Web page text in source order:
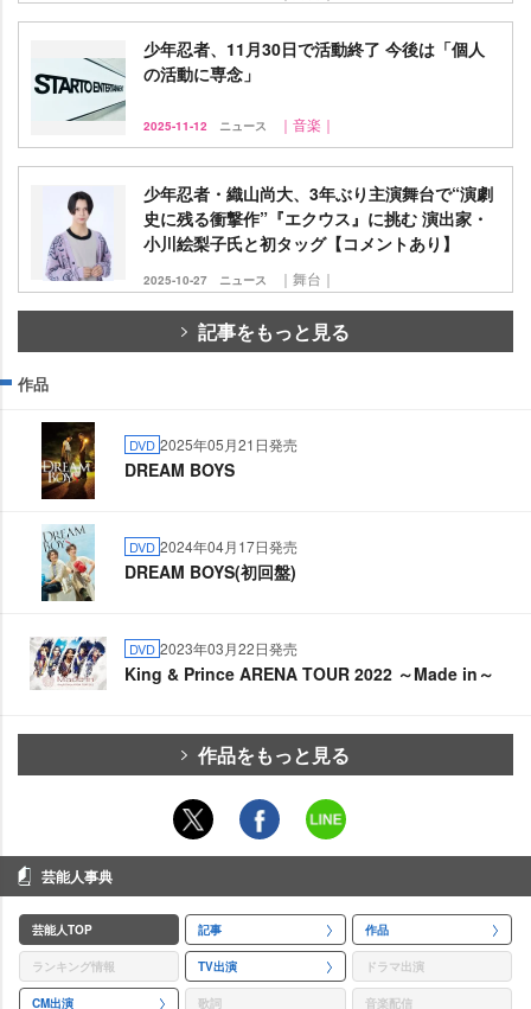
少年忍者、11月30日で活動終了 今後は「個人
の活動に専念」
2025-11-12 ニュース ｜音楽｜
少年忍者・織山尚大、3年ぶり主演舞台で“演劇
史に残る衝撃作”『エクウス』に挑む 演出家・
小川絵梨子氏と初タッグ【コメントあり】
2025-10-27 ニュース ｜舞台｜
記事をもっと見る
作品
DVD 2025年05月21日発売
DREAM BOYS
DVD 2024年04月17日発売
DREAM BOYS(初回盤)
DVD 2023年03月22日発売
King & Prince ARENA TOUR 2022 ～Made in～
作品をもっと見る
芸能人事典
芸能人TOP 記事 作品
ランキング情報 TV出演 ドラマ出演
CM出演 歌詞 音楽配信